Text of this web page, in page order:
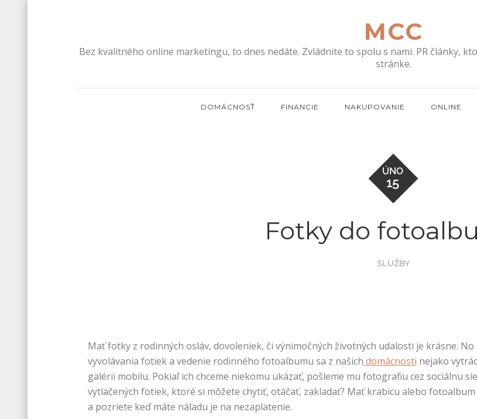
MCC
Bez kvalitného online marketingu, to dnes nedáte. Zvládnite to spolu s nami. PR články,
stránke.
DOMÁCNOSŤ FINANCIE NAKUPOVANIE ONLINE
ÚNO
15
Fotky do
SLUŽBY
Mať fotky z rodinných osláv, dovoleniek, či výnimočných životných udalosti je krásne.
vyvolávania fotiek a vedenie rodinného fotoalbumu sa z našich domácnosti nejako
galérii mobilu. Pokiaľ ich chceme niekomu ukázať, pošleme mu fotografiu cez sociálnu
vytlačených fotiek, ktoré si môžete chytiť, otáčať, zakladať? Mať krabicu alebo
a pozriete keď máte náladu je na nezaplatenie.